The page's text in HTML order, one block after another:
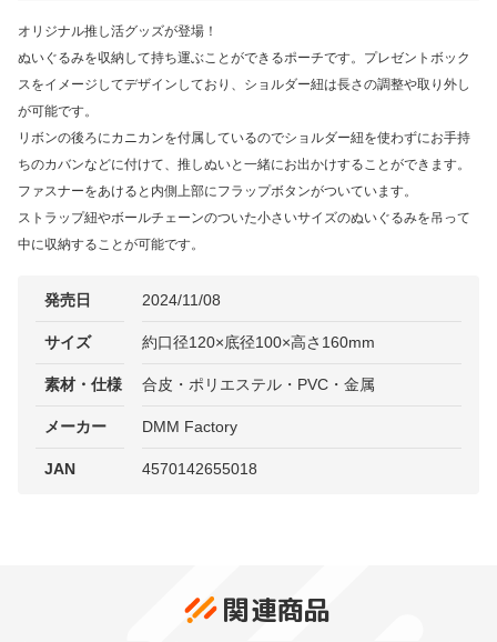
オリジナル推し活グッズが登場！
ぬいぐるみを収納して持ち運ぶことができるポーチです。プレゼントボック
スをイメージしてデザインしており、ショルダー紐は長さの調整や取り外し
が可能です。
リボンの後ろにカニカンを付属しているのでショルダー紐を使わずにお手持
ちのカバンなどに付けて、推しぬいと一緒にお出かけすることができます。
ファスナーをあけると内側上部にフラップボタンがついています。
ストラップ紐やボールチェーンのついた小さいサイズのぬいぐるみを吊って
中に収納することが可能です。
発売日 2024/11/08
サイズ 約口径120×底径100×高さ160mm
素材・仕様 合皮・ポリエステル・PVC・金属
メーカー DMM Factory
JAN 4570142655018
関連商品